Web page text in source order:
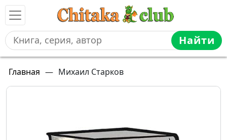
Найти
Главная — Михаил Старков